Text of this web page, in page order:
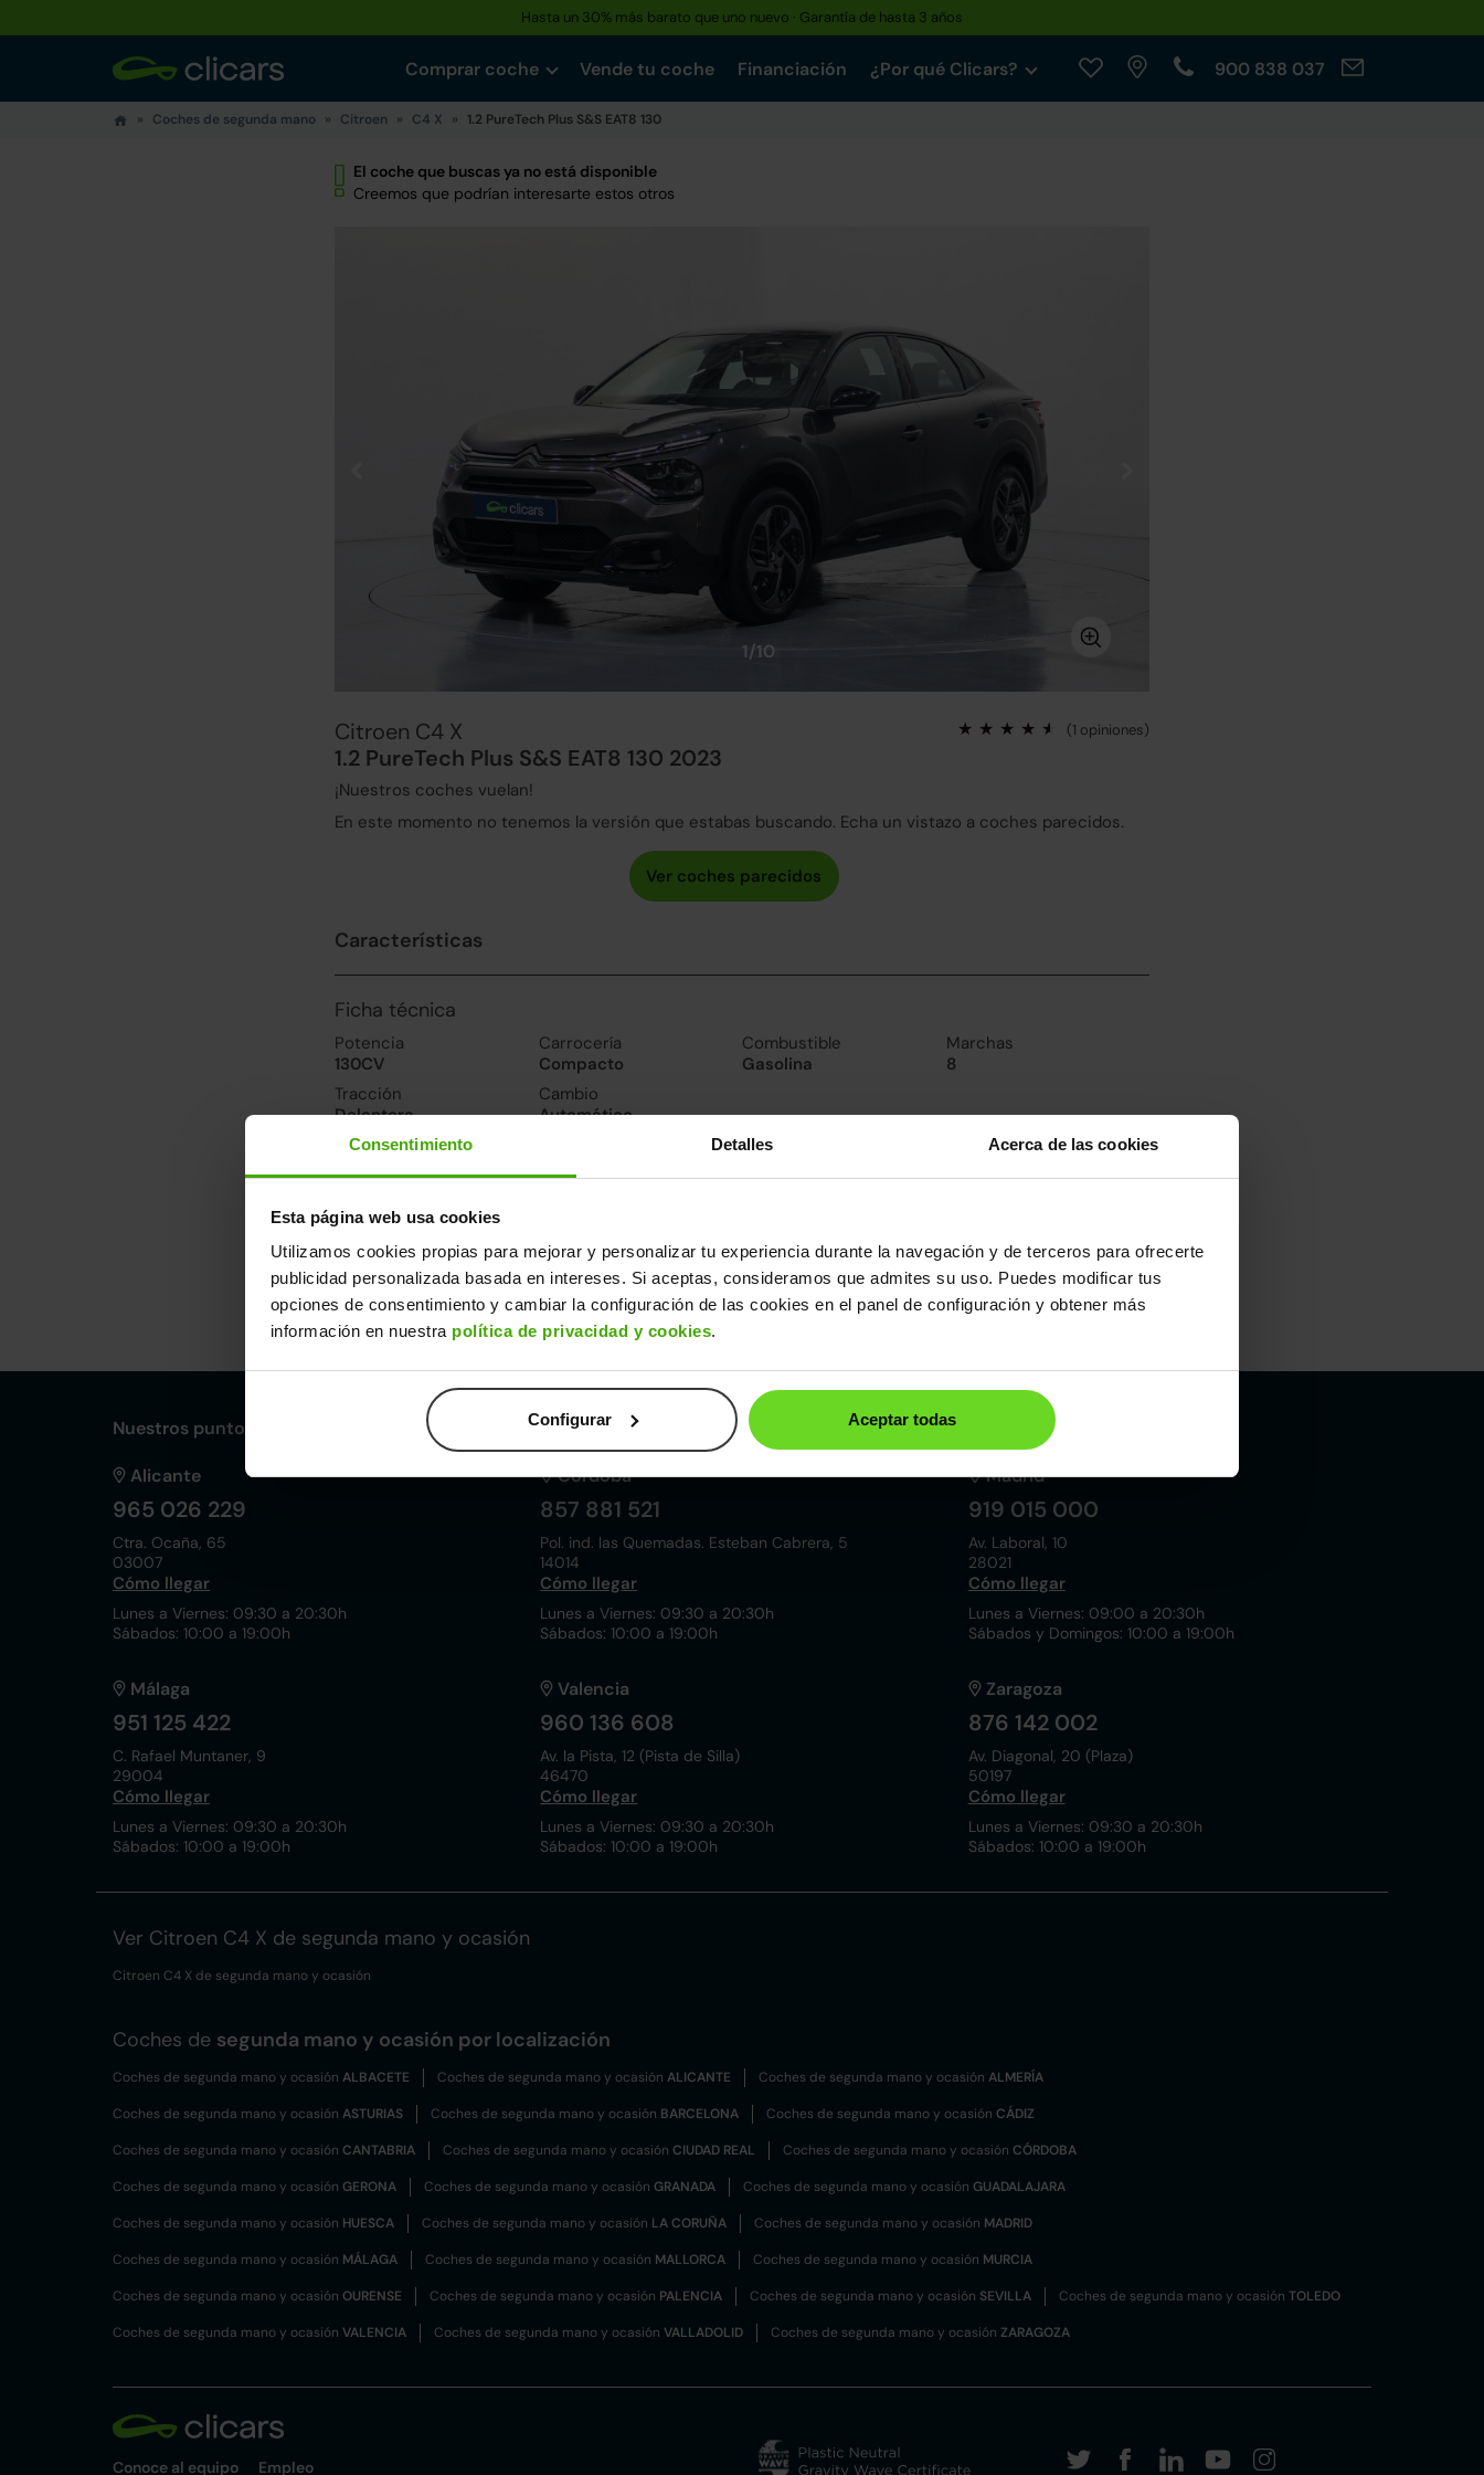
Consentimiento Detalles Acerca de las cookies
Esta página web usa cookies
Utilizamos cookies propias para mejorar y personalizar tu experiencia durante la navegación y de terceros para ofrecerte
publicidad personalizada basada en intereses. Si aceptas, consideramos que admites su uso. Puedes modificar tus
opciones de consentimiento y cambiar la configuración de las cookies en el panel de configuración y obtener más
información en nuestra política de privacidad y cookies.
Configurar Aceptar todas
Hasta un 30% más barato que uno nuevo · Garantía de hasta 3 años
Comprar coche Vende tu coche Financiación ¿Por qué Clicars? 900 838 037
Coches de segunda mano Citroen C4 X 1.2 PureTech Plus S&S EAT8 130
El coche que buscas ya no está disponible
Creemos que podrían interesarte estos otros
1/10
Citroen C4 X
1.2 PureTech Plus S&S EAT8 130 2023
(1 opiniones)
¡Nuestros coches vuelan!
En este momento no tenemos la versión que estabas buscando. Echa un vistazo a coches parecidos.
Características
Ficha técnica
Potencia
130CV
Carrocería
Compacto
Combustible
Gasolina
Marchas
8
Tracción
Delantera
Cambio
Automático
Prestaciones, consumo y emisiones
Velocidad máxima
Dimensiones y otros datos
Largo
Ancho
Alto
Nuestros puntos de venta Clicars:
Alicante
965 026 229
Ctra. Ocaña, 65
03007
Cómo llegar
Lunes a Viernes: 09:30 a 20:30h
Sábados: 10:00 a 19:00h
Córdoba
857 881 521
Pol. ind. las Quemadas. Esteban Cabrera, 5
14014
Cómo llegar
Lunes a Viernes: 09:30 a 20:30h
Sábados: 10:00 a 19:00h
Madrid
919 015 000
Av. Laboral, 10
28021
Cómo llegar
Lunes a Viernes: 09:00 a 20:30h
Sábados y Domingos: 10:00 a 19:00h
Málaga
951 125 422
C. Rafael Muntaner, 9
29004
Cómo llegar
Lunes a Viernes: 09:30 a 20:30h
Sábados: 10:00 a 19:00h
Valencia
960 136 608
Av. la Pista, 12 (Pista de Silla)
46470
Cómo llegar
Lunes a Viernes: 09:30 a 20:30h
Sábados: 10:00 a 19:00h
Zaragoza
876 142 002
Av. Diagonal, 20 (Plaza)
50197
Cómo llegar
Lunes a Viernes: 09:30 a 20:30h
Sábados: 10:00 a 19:00h
Ver Citroen C4 X de segunda mano y ocasión
Citroen C4 X de segunda mano y ocasión
Coches de segunda mano y ocasión por localización
Coches de segunda mano y ocasión ALBACETE Coches de segunda mano y ocasión ALICANTE Coches de segunda mano y ocasión ALMERÍA
Coches de segunda mano y ocasión ASTURIAS Coches de segunda mano y ocasión BARCELONA Coches de segunda mano y ocasión CÁDIZ
Coches de segunda mano y ocasión CANTABRIA Coches de segunda mano y ocasión CIUDAD REAL Coches de segunda mano y ocasión CÓRDOBA
Coches de segunda mano y ocasión GERONA Coches de segunda mano y ocasión GRANADA Coches de segunda mano y ocasión GUADALAJARA
Coches de segunda mano y ocasión HUESCA Coches de segunda mano y ocasión LA CORUÑA Coches de segunda mano y ocasión MADRID
Coches de segunda mano y ocasión MÁLAGA Coches de segunda mano y ocasión MALLORCA Coches de segunda mano y ocasión MURCIA
Coches de segunda mano y ocasión OURENSE Coches de segunda mano y ocasión PALENCIA Coches de segunda mano y ocasión SEVILLA Coches de segunda mano y ocasión TOLEDO
Coches de segunda mano y ocasión VALENCIA Coches de segunda mano y ocasión VALLADOLID Coches de segunda mano y ocasión ZARAGOZA
Conoce al equipo Empleo